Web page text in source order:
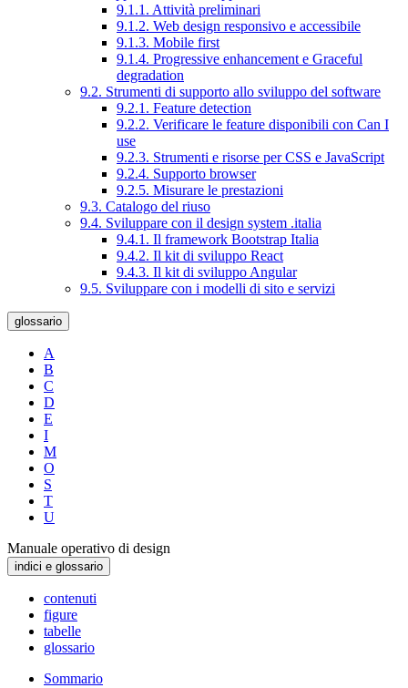
9.1.1. Attività preliminari
9.1.2. Web design responsivo e accessibile
9.1.3. Mobile first
9.1.4. Progressive enhancement e Graceful
degradation
9.2. Strumenti di supporto allo sviluppo del software
9.2.1. Feature detection
9.2.2. Verificare le feature disponibili con Can I
use
9.2.3. Strumenti e risorse per CSS e JavaScript
9.2.4. Supporto browser
9.2.5. Misurare le prestazioni
9.3. Catalogo del riuso
9.4. Sviluppare con il design system .italia
9.4.1. Il framework Bootstrap Italia
9.4.2. Il kit di sviluppo React
9.4.3. Il kit di sviluppo Angular
9.5. Sviluppare con i modelli di sito e servizi
glossario
A
B
C
D
E
I
M
O
S
T
U
Manuale operativo di design
indici e glossario
contenuti
figure
tabelle
glossario
Sommario